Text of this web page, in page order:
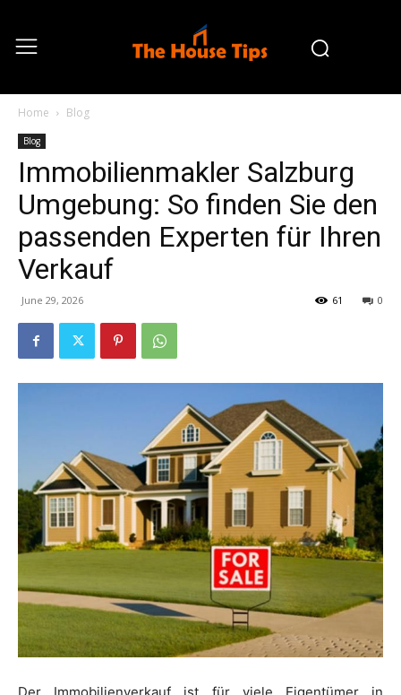
Home Blog
Blog
Immobilienmakler Salzburg
Umgebung: So finden Sie den
passenden Experten für Ihren
Verkauf
June 29, 2026 0
61